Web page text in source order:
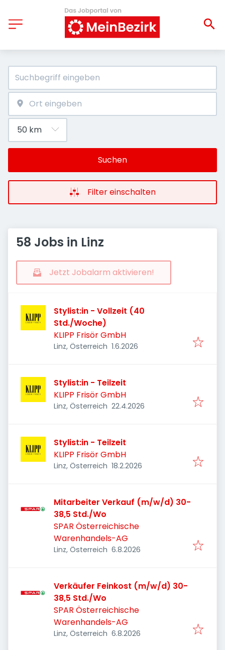
Suchen
Filter einschalten
58 Jobs in Linz
Jetzt Jobalarm aktivieren!
Stylist:in - Vollzeit (40
Std./Woche)
KLIPP Frisör GmbH
Linz, Österreich Veröffentlicht
1.6.2026
Stylist:in - Teilzeit
KLIPP Frisör GmbH
Linz, Österreich Veröffentlicht
22.4.2026
Stylist:in - Teilzeit
KLIPP Frisör GmbH
Linz, Österreich Veröffentlicht
18.2.2026
Mitarbeiter Verkauf (m/w/d) 30-
38,5 Std./Wo
SPAR Österreichische
Warenhandels-AG
Linz, Österreich Veröffentlicht
6.8.2026
Verkäufer Feinkost (m/w/d) 30-
38,5 Std./Wo
SPAR Österreichische
Warenhandels-AG
Linz, Österreich Veröffentlicht
6.8.2026